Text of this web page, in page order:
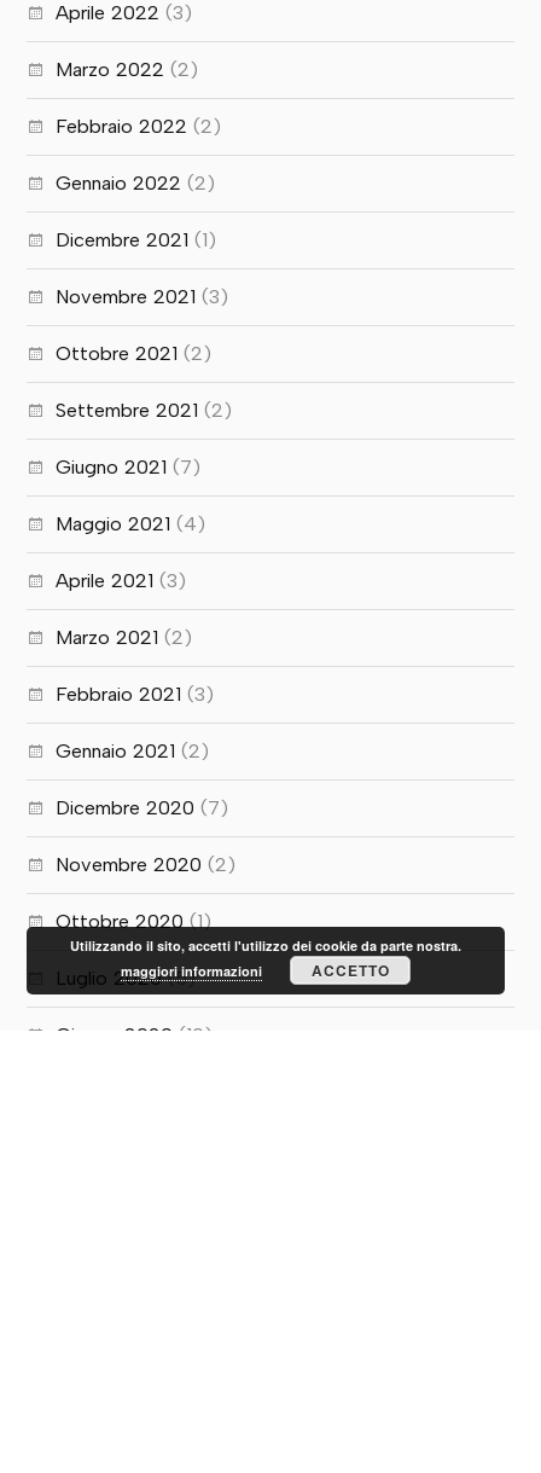
Aprile 2022 (3)
Marzo 2022 (2)
Febbraio 2022 (2)
Gennaio 2022 (2)
Dicembre 2021 (1)
Novembre 2021 (3)
Ottobre 2021 (2)
Settembre 2021 (2)
Giugno 2021 (7)
Maggio 2021 (4)
Aprile 2021 (3)
Marzo 2021 (2)
Febbraio 2021 (3)
Gennaio 2021 (2)
Dicembre 2020 (7)
Novembre 2020 (2)
Ottobre 2020(1)
Luglio 2020(5)
Giugno 2020 (10)
Utilizzando il sito, accetti l'utilizzo dei cookie da parte nostra.
maggiori informazioni
ACCETTO